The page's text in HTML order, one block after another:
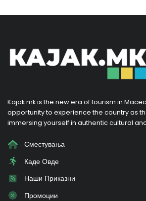
Kajak.mk is the new era of tourism in
opportunity to experience the country as
immersing yourself in authentic cultural
Сместувања
Каде Овде
Наши Приказни
Промоции